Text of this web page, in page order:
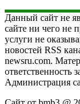
Данный сайт не
сайте ни чего не
услуги не
новостей RSS
newsru.com.
ответственность
Администрация